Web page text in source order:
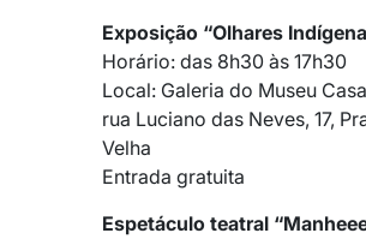
Exposição “Olhares
Horário: das 8h30 às 17h30
Local: Galeria do Museu
rua Luciano das Neves, 17,
Velha
Entrada gratuita
Espetáculo teatral